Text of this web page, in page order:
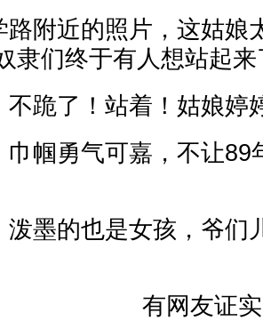
路附近的照片，这姑娘
隶们终于有人想站起来
不跪了！站着！姑娘婷
巾帼勇气可嘉，不让89
泼墨的也是女孩，爷们
有网友证